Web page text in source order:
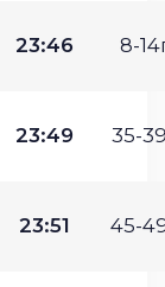
23:46 8-
23:49 35-
23:51 45-